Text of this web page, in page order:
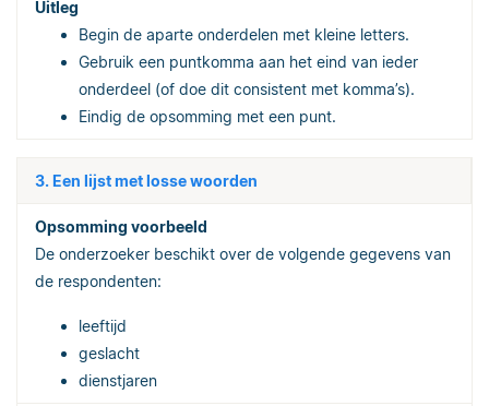
Begin de aparte onderdelen met kleine letters.
Gebruik een puntkomma aan het eind van ieder
onderdeel (of doe dit consistent met komma’s).
Eindig de opsomming met een punt.
3. Een lijst met losse woorden
De onderzoeker beschikt over de volgende gegevens van
de respondenten:
leeftijd
geslacht
dienstjaren